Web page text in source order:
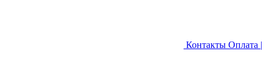
Контакты Оплата |